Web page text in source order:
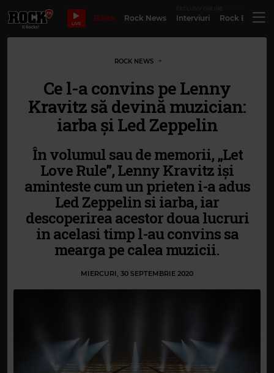
LIVE
Bilete Rock News Interviuri Rock
ROCK NEWS
Ce l-a convins pe Lenny
Kravitz să devină muzician:
iarba și Led Zeppelin
În volumul sau de memorii, „Let
Love Rule”, Lenny Kravitz iși
aminteste cum un prieten i-a adus
Led Zeppelin si iarba, iar
descoperirea acestor doua lucruri
in acelasi timp l-au convins sa
mearga pe calea muzicii.
MIERCURI, 30 SEPTEMBRIE 2020